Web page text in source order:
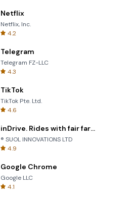
Netflix
Netflix, Inc.
4.2
Telegram
Telegram FZ-LLC
4.3
TikTok
TikTok Pte. Ltd.
4.6
inDrive. Rides with fair fares
® SUOL INNOVATIONS LTD
4.9
Google Chrome
Google LLC
4.1